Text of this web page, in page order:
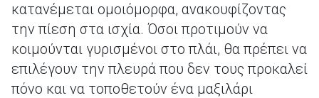
κατανέμεται ομοιόμορφα, ανακουφίζοντας
την πίεση στα ισχία. Όσοι προτιμούν να
κοιμούνται γυρισμένοι στο πλάι, θα πρέπει να
επιλέγουν την πλευρά που δεν τους προκαλεί
πόνο και να τοποθετούν ένα μαξιλάρι